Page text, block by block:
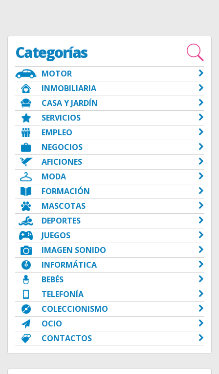
Categorías
MOTOR
INMOBILIARIA
CASA Y JARDÍN
SERVICIOS
EMPLEO
NEGOCIOS
AFICIONES
MODA
FORMACIÓN
MASCOTAS
DEPORTES
JUEGOS
IMAGEN SONIDO
INFORMÁTICA
BEBÉS
TELEFONÍA
COLECCIONISMO
OCIO
CONTACTOS